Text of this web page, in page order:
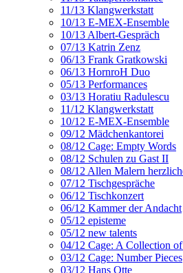
11/13 Klangwerkstatt
10/13 E-MEX-Ensemble
10/13 Albert-Gespräch
07/13 Katrin Zenz
06/13 Frank Gratkowski
06/13 HornroH Duo
05/13 Performances
03/13 Horatiu Radulescu
11/12 Klangwerkstatt
10/12 E-MEX-Ensemble
09/12 Mädchenkantorei
08/12 Cage: Empty Words
08/12 Schulen zu Gast II
08/12 Allen Malern
07/12 Tischgespräche
06/12 Tischkonzert
06/12 Kammer der Andacht
05/12 episteme
05/12 new talents
04/12 Cage: A Collection
03/12 Cage: Number Pieces
03/12 Hans Otte